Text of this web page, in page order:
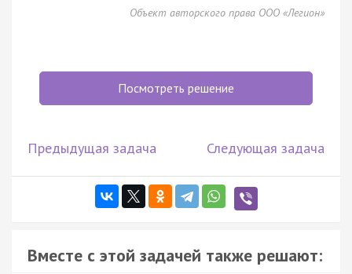
Объект авторского права ООО «Легион»
Посмотреть решение
Предыдущая задача Следующая задача
Вместе с этой задачей также решают: